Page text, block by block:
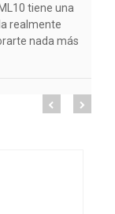
tiene una
realmente
nada más